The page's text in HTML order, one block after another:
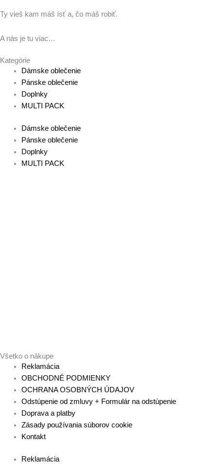
Ty vieš kam máš ísť a, čo máš robiť.
A nás je tu viac…
Kategórie
Dámske oblečenie
Pánske oblečenie
Doplnky
MULTI PACK
Dámske oblečenie
Pánske oblečenie
Doplnky
MULTI PACK
Všetko o nákupe
Reklamácia
OBCHODNÉ PODMIENKY
OCHRANA OSOBNÝCH ÚDAJOV
Odstúpenie od zmluvy + Formulár na odstúpenie
Doprava a platby
Zásady používania súborov cookie
Kontakt
Reklamácia